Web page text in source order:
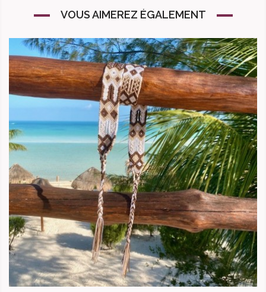
VOUS AIMEREZ ÉGALEMENT